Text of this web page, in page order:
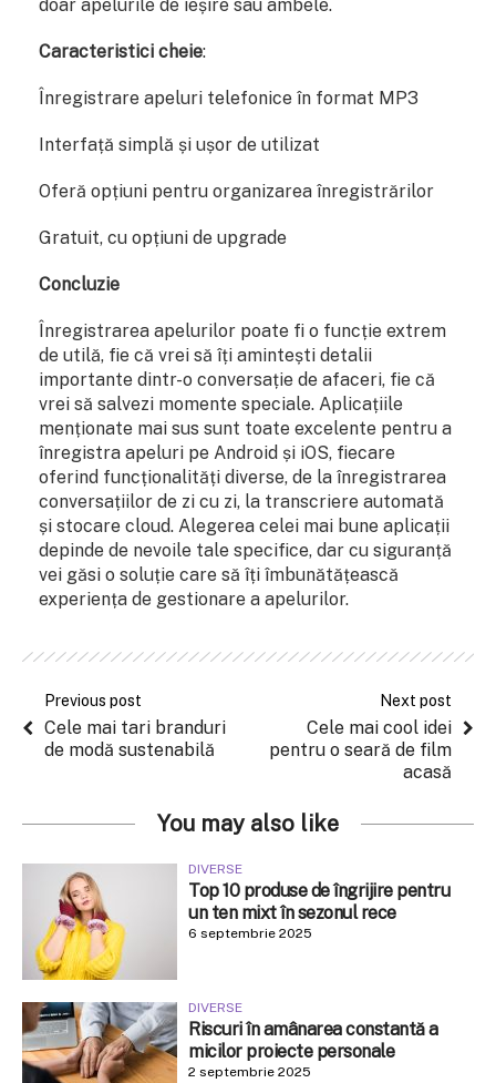
doar apelurile de ieșire sau ambele.
Caracteristici cheie:
Înregistrare apeluri telefonice în format MP3
Interfață simplă și ușor de utilizat
Oferă opțiuni pentru organizarea înregistrărilor
Gratuit, cu opțiuni de upgrade
Concluzie
Înregistrarea apelurilor poate fi o funcție extrem
de utilă, fie că vrei să îți amintești detalii
importante dintr-o conversație de afaceri, fie că
vrei să salvezi momente speciale. Aplicațiile
menționate mai sus sunt toate excelente pentru a
înregistra apeluri pe Android și iOS, fiecare
oferind funcționalități diverse, de la înregistrarea
conversațiilor de zi cu zi, la transcriere automată
și stocare cloud. Alegerea celei mai bune aplicații
depinde de nevoile tale specifice, dar cu siguranță
vei găsi o soluție care să îți îmbunătățească
experiența de gestionare a apelurilor.
Previous post
Cele mai tari branduri
de modă sustenabilă
Next post
Cele mai cool idei
pentru o seară de film
acasă
You may also like
DIVERSE
Top 10 produse de îngrijire pentru
un ten mixt în sezonul rece
6 septembrie 2025
DIVERSE
Riscuri în amânarea constantă a
micilor proiecte personale
2 septembrie 2025